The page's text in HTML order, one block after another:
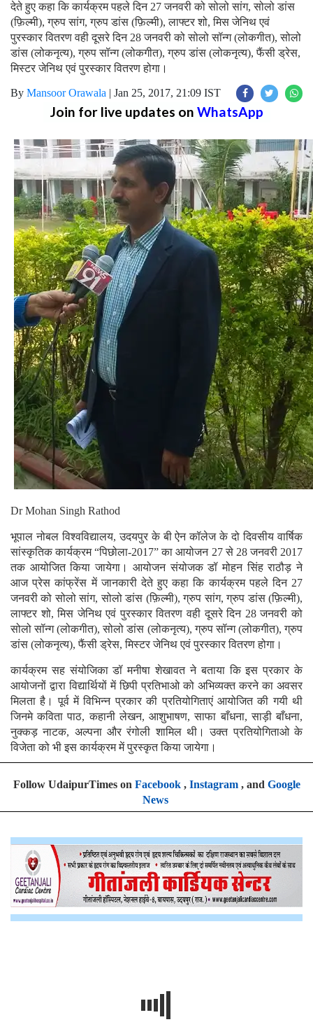
देते हुए कहा कि कार्यक्रम पहले दिन 27 जनवरी को सोलो सांग, सोलो डांस
(फ़िल्मी), ग्रुप सांग, ग्रुप डांस (फ़िल्मी), लाफ्टर शो, मिस जेनिथ एवं
पुरस्कार वितरण वही दूसरे दिन 28 जनवरी को सोलो सॉन्ग (लोकगीत), सोलो
डांस (लोकनृत्य), ग्रुप सॉन्ग (लोकगीत), ग्रुप डांस (लोकनृत्य), फैंसी ड्रेस,
मिस्टर जेनिथ एवं पुरस्कार वितरण होगा।
By Mansoor Orawala | Jan 25, 2017, 21:09 IST
Join for live updates on WhatsApp
Dr Mohan Singh Rathod
भूपाल नोबल विश्वविद्यालय, उदयपुर के बी ऐन कॉलेज के दो दिवसीय वार्षिक
सांस्कृतिक कार्यक्रम “पिछोला-2017” का आयोजन 27 से 28 जनवरी 2017
तक आयोजित किया जायेगा।
आयोजन संयोजक डॉ मोहन सिंह राठौड़ ने
आज प्रेस कांफ्रेंस में जानकारी देते हुए कहा कि कार्यक्रम पहले दिन 27
जनवरी को सोलो सांग, सोलो डांस (फ़िल्मी), ग्रुप सांग, ग्रुप डांस (फ़िल्मी),
लाफ्टर शो, मिस जेनिथ एवं पुरस्कार वितरण वही दूसरे दिन 28 जनवरी को
सोलो सॉन्ग (लोकगीत), सोलो डांस (लोकनृत्य), ग्रुप सॉन्ग (लोकगीत), ग्रुप
डांस (लोकनृत्य), फैंसी ड्रेस, मिस्टर जेनिथ एवं पुरस्कार वितरण होगा।
कार्यक्रम सह संयोजिका डॉ मनीषा शेखावत ने बताया कि इस प्रकार के
आयोजनों द्वारा विद्यार्थियों में छिपी प्रतिभाओ को अभिव्यक्त करने का अवसर
मिलता है। पूर्व में विभिन्न प्रकार की प्रतियोगिताएं आयोजित की गयी थी
जिनमे कविता पाठ, कहानी लेखन, आशुभाषण, साफा बाँधना, साड़ी बाँधना,
नुक्कड़ नाटक, अल्पना और रंगोली शामिल थी। उक्त प्रतियोगिताओ के
विजेता को भी इस कार्यक्रम में पुरस्कृत किया जायेगा।
Follow UdaipurTimes on Facebook, Instagram, and Google
News